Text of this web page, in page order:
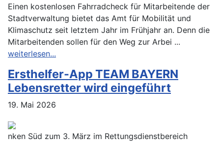
Einen kostenlosen Fahrradcheck für Mitarbeitende der
Stadtverwaltung bietet das Amt für Mobilität und
Klimaschutz seit letztem Jahr im Frühjahr an. Denn die
Mitarbeitenden sollen für den Weg zur Arbei ...
weiterlesen...
Ersthelfer-App TEAM BAYERN
Lebensretter wird eingeführt
19. Mai 2026
nken Süd zum 3. März im Rettungsdienstbereich